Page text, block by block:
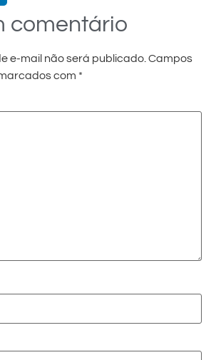
comentário
e-mail não será publicado. Campos
com *